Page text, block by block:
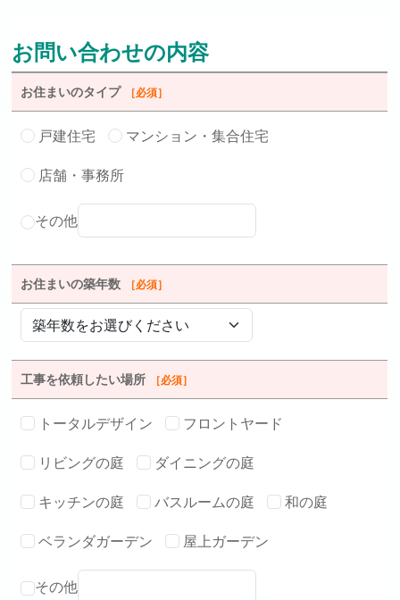
お問い合わせの内容
お住まいのタイプ ［必須］
戸建住宅
マンション・集合住宅
店舗・事務所
その他
お住まいの築年数 ［必須］
工事を依頼したい場所 ［必須］
トータルデザイン
フロントヤード
リビングの庭
ダイニングの庭
キッチンの庭
バスルームの庭
和の庭
ベランダガーデン
屋上ガーデン
その他